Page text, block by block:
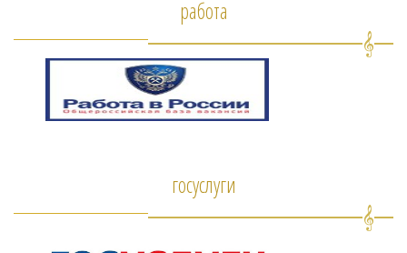
работа
госуслуги